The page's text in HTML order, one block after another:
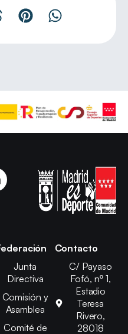
Junta
Directiva
Comisión y
Asamblea
Comité de
Contacto
C/ Payaso
Fofó, nº 1,
Estadio
Teresa
Rivero,
28018